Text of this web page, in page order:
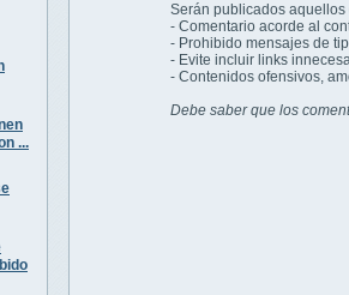
...
Serán publicados
- Comentario acorde al
- Prohibido mensajes de
- Evite incluir links
- Contenidos ofensivos,
Debe saber que los